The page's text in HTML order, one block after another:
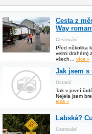
Cesta z
Way
Cestování
Před několika
velmi drahém)
všech… více »
Jak jsem s
Ostatní
Tak v první
Nejela jsem
více »
Labská?
Cestování